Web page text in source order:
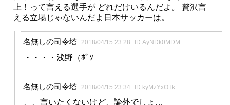
上！って言える選手が どれだけいるんだよ。 贅沢言
える立場じゃないんだよ日本サッカーは。
名無しの司令塔 2018/04/15 23:28 ID:AyNDk0MDM
・・・・浅野（ﾎﾞｿ
名無しの司令塔 2018/04/15 23:34 ID:kyMzYxOTk
、、言いたくないけど、論外でしょ…